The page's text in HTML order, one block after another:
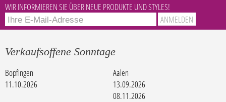
WIR INFORMIEREN SIE ÜBER NEUE PRODUKTE UND STYLES!
Verkaufsoffene Sonntage
Bopfingen
11.10.2026
Aalen
13.09.2026
08.11.2026